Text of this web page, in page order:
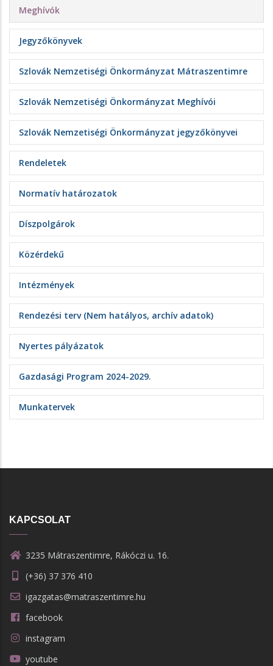
Meghívók
Jegyzőkönyvek
Szlovák Nemzetiségi Önkormányzat Mátraszentimre
Szlovák Nemzetiségi Önkormányzat Meghívói
Szlovák Nemzetiségi Önkormányzat jegyzőkönyvei
Rendeletek
Normatív határozatok
Díszpolgárok
Közérdekű
Intézmények
Rendezési terv (Nem hatályos, archív adatok)
Nyertes pályázatok
Gazdasági Program 2024-2029.
Munkatervek
KAPCSOLAT
3235 Mátraszentimre, Rákóczi u. 16.
(+36) 37 376 410
igazgatas@matraszentimre.hu
facebook
instagram
youtube